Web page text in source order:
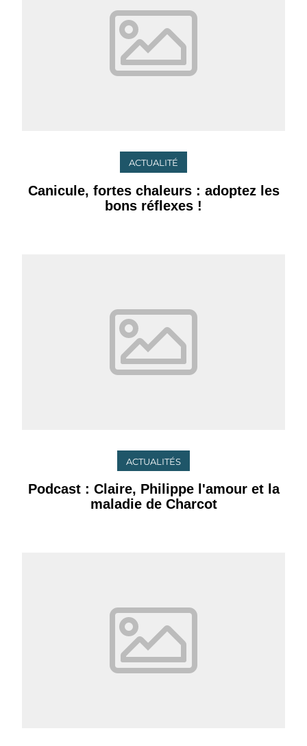
ACTUALITÉ
Canicule, fortes chaleurs : adoptez les
bons réflexes !
ACTUALITÉS
Podcast : Claire, Philippe l'amour et la
maladie de Charcot